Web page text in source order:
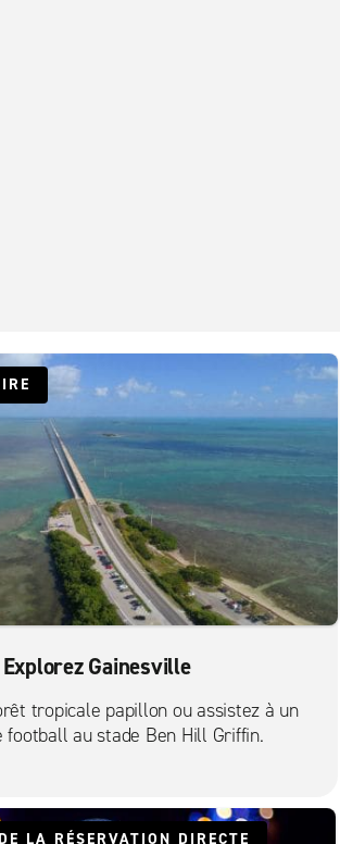
Explorez Gainesville
tropicale papillon ou assistez à un
football au stade Ben Hill Griffin.
LA RÉSERVATION DIRECTE